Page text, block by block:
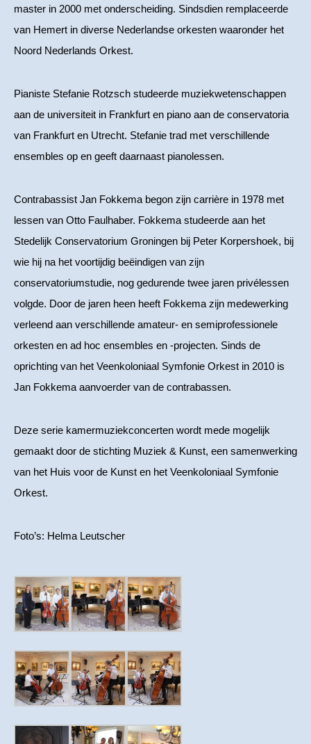
master in 2000 met onderscheiding. Sindsdien remplaceerde
van Hemert in diverse Nederlandse orkesten waaronder het
Noord Nederlands Orkest.
Pianiste Stefanie Rotzsch studeerde muziekwetenschappen
aan de universiteit in Frankfurt en piano aan de conservatoria
van Frankfurt en Utrecht. Stefanie trad met verschillende
ensembles op en geeft daarnaast pianolessen.
Contrabassist Jan Fokkema begon zijn carrière in 1978 met
lessen van Otto Faulhaber. Fokkema studeerde aan het
Stedelijk Conservatorium Groningen bij Peter Korpershoek, bij
wie hij na het voortijdig beëindigen van zijn
conservatoriumstudie, nog gedurende twee jaren privélessen
volgde. Door de jaren heen heeft Fokkema zijn medewerking
verleend aan verschillende amateur- en semiprofessionele
orkesten en ad hoc ensembles en -projecten. Sinds de
oprichting van het Veenkoloniaal Symfonie Orkest in 2010 is
Jan Fokkema aanvoerder van de contrabassen.
Deze serie kamermuziekconcerten wordt mede mogelijk
gemaakt door de stichting Muziek & Kunst, een samenwerking
van het Huis voor de Kunst en het Veenkoloniaal Symfonie
Orkest.
Foto’s: Helma Leutscher